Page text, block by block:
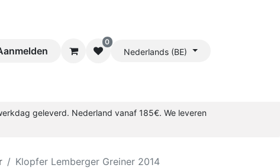
0
Nederlands (BE)
geleverd. Nederland vanaf 185€. We leveren
Klopfer Lemberger Greiner 2014